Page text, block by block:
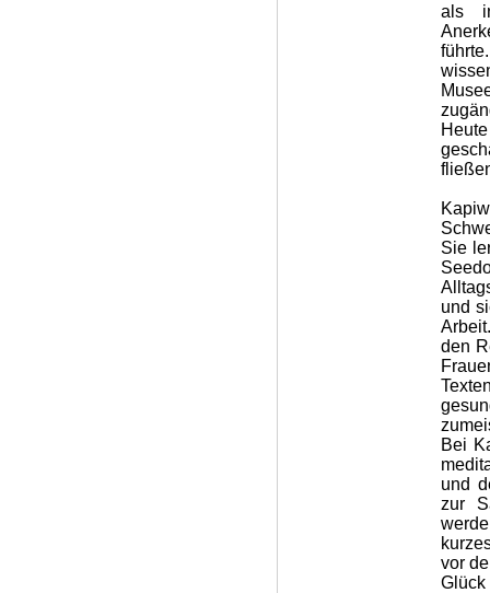
als
Sie
und
den
Bei
und
zur
vor